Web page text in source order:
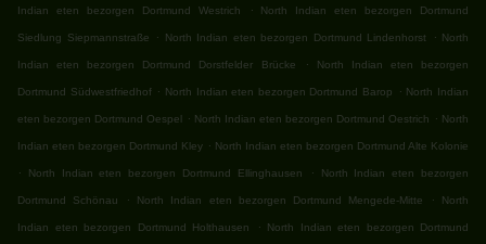
Indian eten bezorgen Dortmund Westrich . North Indian eten bezorgen Dortmund
Siedlung Siepmannstraße . North Indian eten bezorgen Dortmund Lindenhorst . North
Indian eten bezorgen Dortmund Dorstfelder Brücke . North Indian eten bezorgen
Dortmund Südwestfriedhof . North Indian eten bezorgen Dortmund Barop . North Indian
eten bezorgen Dortmund Oespel . North Indian eten bezorgen Dortmund Oestrich . North
Indian eten bezorgen Dortmund Kley . North Indian eten bezorgen Dortmund Alte Kolonie
.
North Indian eten bezorgen Dortmund Ellinghausen . North Indian eten bezorgen
Dortmund Schönau . North Indian eten bezorgen Dortmund Mengede-Mitte . North
Indian eten bezorgen Dortmund Holthausen . North Indian eten bezorgen Dortmund